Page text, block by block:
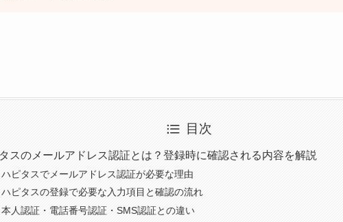
目次
スのメールアドレス認証とは？登録時に確認される内容を解説
ハピタスでメールアドレス認証が必要な理由
ハピタスの登録で必要な入力項目と確認の流れ
本人認証・電話番号認証・SMS認証との違い